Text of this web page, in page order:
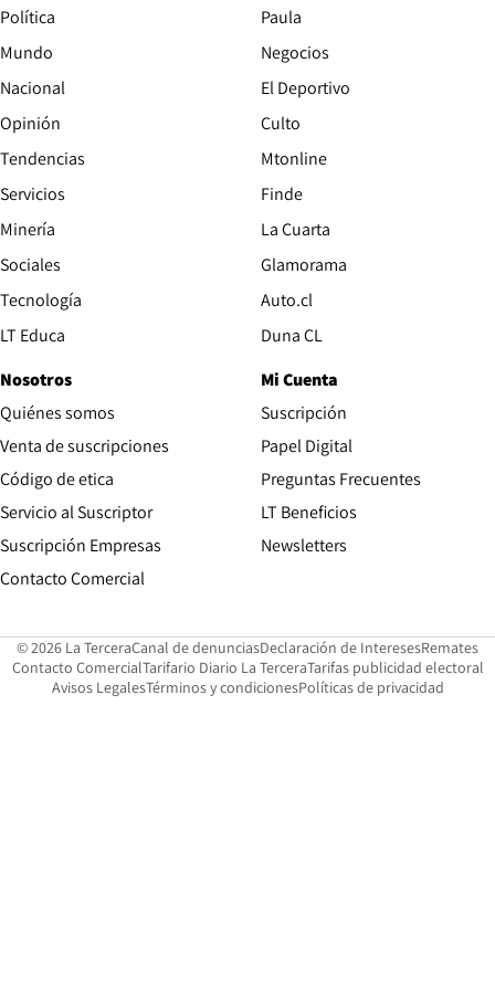
Política
Mundo
Nacional
Opinión
Tendencias
Servicios
Minería
Sociales
Tecnología
LT Educa
Paula
Negocios
El Deportivo
Culto
Mtonline
Finde
La Cuarta
Glamorama
Auto.clOpens in new window
Duna CLOpens in new window
Nosotros
Quiénes somos
Venta de suscripciones
Código de etica Opens in new window
Servicio al Suscriptor
Suscripción Empresas
Contacto ComercialOpens in new window
Mi Cuenta
Suscripción
Papel DigitalOpens in new
Preguntas Frecuentes
LT Beneficios
Newsletters
© 2026 La TerceraCanal de denunciasOpens in new window
Declaración de InteresesOpens in
Remates
Contacto ComercialOpens in new window
Tarifario Diario La TerceraOpens in new window
Tarifas publicidad electoral
Avisos LegalesOpens in new window
Términos y condicionesPolíticas de privacidad